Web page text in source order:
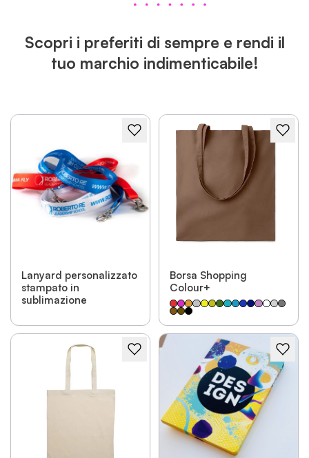
Scopri i preferiti di sempre e rendi il
tuo marchio indimenticabile!
Lanyard personalizzato
stampato in
sublimazione
Borsa Shopping
Colour+